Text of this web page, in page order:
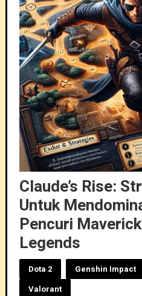
Claude’s Rise:
Untuk
Pencuri
Legends
Dota 2 Genshin Impact
Valorant